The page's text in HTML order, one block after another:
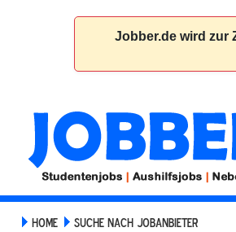
HOME SUCHE NACH JOBANBIETER